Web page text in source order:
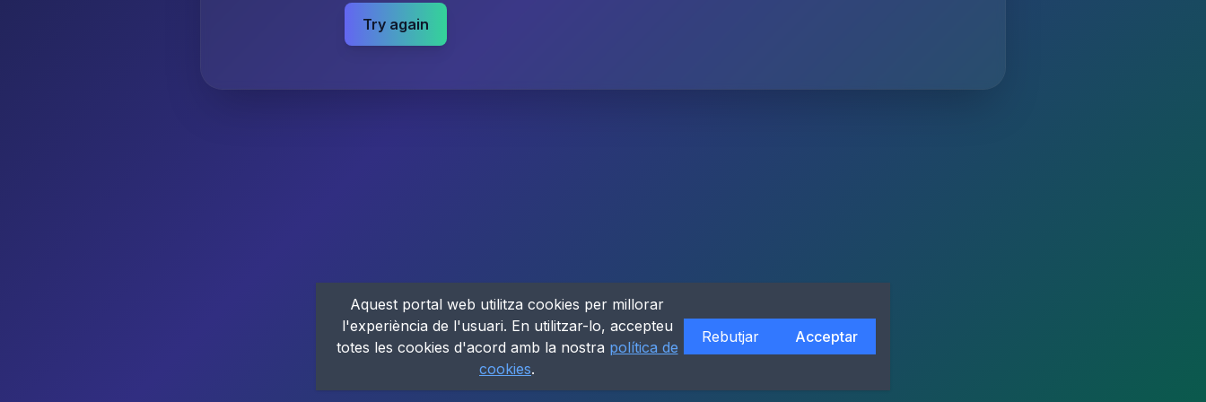
Try again
Aquest portal web utilitza cookies per millorar
l'experiència de l'usuari. En utilitzar-lo, accepteu
totes les cookies d'acord amb la nostra política de
cookies.
Rebutjar Acceptar